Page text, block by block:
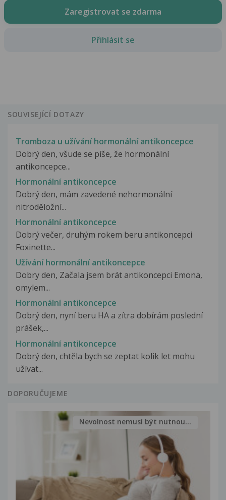
Zaregistrovat se zdarma
Přihlásit se
SOUVISEJÍCÍ DOTAZY
Tromboza u užívání hormonální antikoncepce
Dobrý den, všude se píše, že hormonální
antikoncepce...
Hormonální antikoncepce
Dobrý den, mám zavedené nehormonální
nitroděložní...
Hormonální antikoncepce
Dobrý večer, druhým rokem beru antikoncepci
Foxinette...
Užívání hormonální antikoncepce
Dobry den, Začala jsem brát antikoncepci Emona,
omylem...
Hormonální antikoncepce
Dobrý den, nyní beru HA a zítra dobírám poslední
prášek,...
Hormonální antikoncepce
Dobrý den, chtěla bych se zeptat kolik let mohu
užívat...
DOPORUČUJEME
Nevolnost nemusí být nutnou...